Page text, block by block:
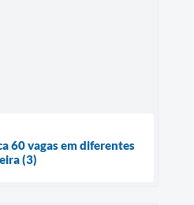
60 vagas em diferentes
(3)